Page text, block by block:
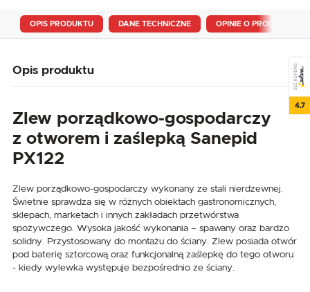
OPIS PRODUKTU DANE TECHNICZNE OPINIE O PRODUKCIE
Opis produktu
Zlew porządkowo-gospodarczy
z otworem i zaślepką Sanepid
PX122
Zlew porządkowo-gospodarczy wykonany ze stali nierdzewnej.
Świetnie sprawdza się w różnych obiektach gastronomicznych,
sklepach, marketach i innych zakładach przetwórstwa
spożywczego. Wysoka jakość wykonania – spawany oraz bardzo
solidny. Przystosowany do montażu do ściany. Zlew posiada otwór
pod baterię sztorcową oraz funkcjonalną zaślepkę do tego otworu
- kiedy wylewka występuje bezpośrednio ze ściany.
SEE REVIEWS
4.7